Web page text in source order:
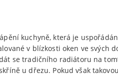
kuchyně, která je
v blízkosti oken ve svých
se tradičního radiátoru na
u dřezu. Pokud však